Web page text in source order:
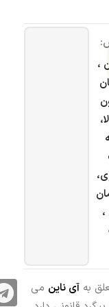
،
به آی ناین می